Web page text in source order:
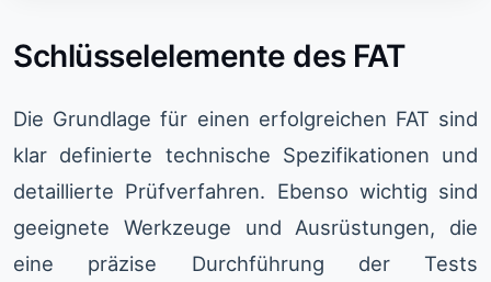
Schlüsselelemente des FAT
Die Grundlage für einen erfolgreichen FAT sind
klar definierte technische Spezifikationen und
detaillierte Prüfverfahren. Ebenso wichtig sind
geeignete Werkzeuge und Ausrüstungen, die
eine präzise Durchführung der Tests